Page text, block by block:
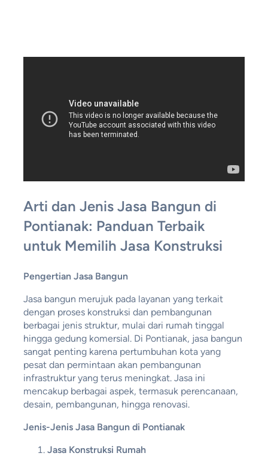
Arti dan Jenis Jasa Bangun di
Pontianak: Panduan Terbaik
untuk Memilih Jasa Konstruksi
Pengertian Jasa Bangun
Jasa bangun merujuk pada layanan yang terkait
dengan proses konstruksi dan pembangunan
berbagai jenis struktur, mulai dari rumah tinggal
hingga gedung komersial. Di Pontianak, jasa bangun
sangat penting karena pertumbuhan kota yang
pesat dan permintaan akan pembangunan
infrastruktur yang terus meningkat. Jasa ini
mencakup berbagai aspek, termasuk perencanaan,
desain, pembangunan, hingga renovasi.
Jenis-Jenis Jasa Bangun di Pontianak
Jasa Konstruksi Rumah